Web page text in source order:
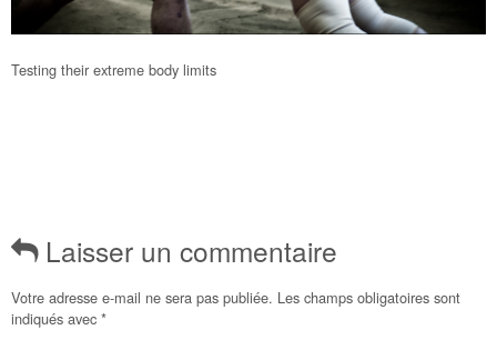
Testing their extreme body limits
Laisser un commentaire
Votre adresse e-mail ne sera pas publiée. Les champs obligatoires sont
indiqués avec *